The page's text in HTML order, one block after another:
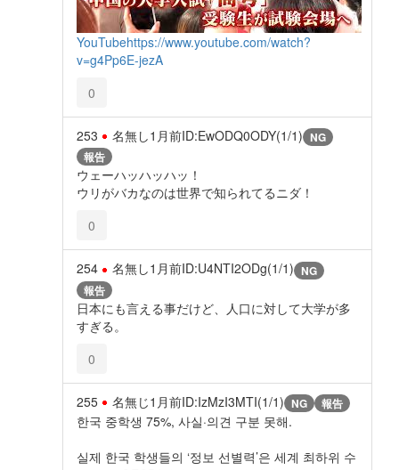
YouTubehttps://www.youtube.com/watch?
v=g4Pp6E-jezA
0
253 名無し1月前ID:EwODQ0ODY(1/1) NG
報告
ウェーハッハッハッ！
ウリがバカなのは世界で知られてるニダ！
0
254 名無し1月前ID:U4NTI2ODg(1/1) NG
報告
日本にも言える事だけど、人口に対して大学が多
すぎる。
0
255 名無じ1月前ID:IzMzI3MTI(1/1) NG 報告
한국 중학생 75%, 사실·의견 구분 못해.
실제 한국 학생들의 ‘정보 선별력’은 세계 최하위 수